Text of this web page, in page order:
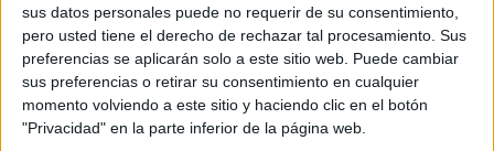
sus datos personales puede no requerir de su consentimiento,
pero usted tiene el derecho de rechazar tal procesamiento. Sus
preferencias se aplicarán solo a este sitio web. Puede cambiar
sus preferencias o retirar su consentimiento en cualquier
momento volviendo a este sitio y haciendo clic en el botón
"Privacidad" en la parte inferior de la página web.
SEGUIR LEYENDO